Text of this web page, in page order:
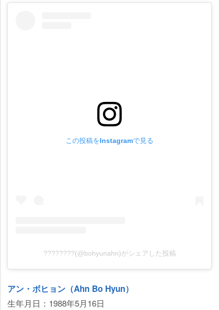
この投稿をInstagramで見る
????????(@bohyunahn)がシェアした投稿
アン・ボヒョン（Ahn Bo Hyun）
生年月日：1988年5月16日